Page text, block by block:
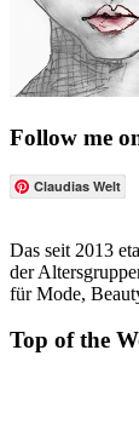
Follow me
Claudias Welt
Das seit 2013
der
für Mode,
Top of the